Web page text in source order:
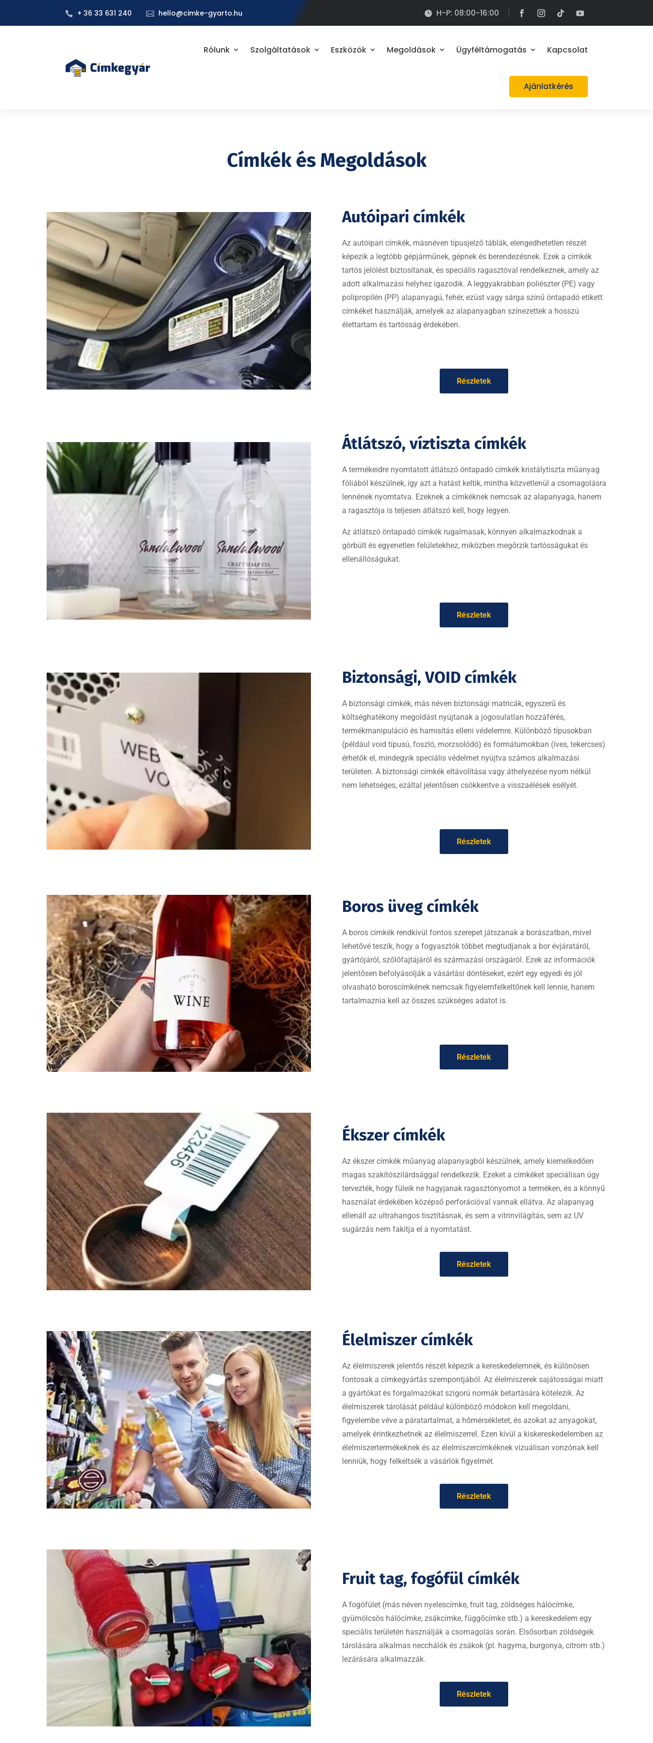
 + 36 33 631 240  hello@cimke-gyarto.hu  H-P: 08:00-16:00
Rólunk Szolgáltatások Eszközök Megoldások Ügyféltámogatás Kapcsolat
Ajánlatkérés
Címkék és Megoldások
Autóipari címkék
Az autóipari címkék, másnéven típusjelző táblák, elengedhetetlen részét
képezik a legtöbb gépjárműnek, gépnek és berendezésnek. Ezek a címkék
tartós jelölést biztosítanak, és speciális ragasztóval rendelkeznek, amely az
adott alkalmazási helyhez igazodik. A leggyakrabban poliészter (PE) vagy
polipropilén (PP) alapanyagú, fehér, ezüst vagy sárga színű öntapadó etikett
címkéket használják, amelyek az alapanyagban színezettek a hosszú
élettartam és tartósság érdekében.
Részletek
Átlátszó, víztiszta címkék
A termékeidre nyomtatott átlátszó öntapadó címkék kristálytiszta műanyag
fóliából készülnek, így azt a hatást keltik, mintha közvetlenül a csomagolásra
lennének nyomtatva. Ezeknek a címkéknek nemcsak az alapanyaga, hanem
a ragasztója is teljesen átlátszó kell, hogy legyen.
Az átlátszó öntapadó címkék rugalmasak, könnyen alkalmazkodnak a
görbült és egyenetlen felületekhez, miközben megőrzik tartósságukat és
ellenállóságukat.
Részletek
Biztonsági, VOID címkék
A biztonsági címkék, más néven biztonsági matricák, egyszerű és
költséghatékony megoldást nyújtanak a jogosulatlan hozzáférés,
termékmanipuláció és hamisítás elleni védelemre. Különböző típusokban
(például void típusú, foszló, morzsolódó) és formátumokban (íves, tekercses)
érhetők el, mindegyik speciális védelmet nyújtva számos alkalmazási
területen. A biztonsági címkék eltávolítása vagy áthelyezése nyom nélkül
nem lehetséges, ezáltal jelentősen csökkentve a visszaélések esélyét.
Részletek
Boros üveg címkék
A boros címkék rendkívül fontos szerepet játszanak a borászatban, mivel
lehetővé teszik, hogy a fogyasztók többet megtudjanak a bor évjáratáról,
gyártójáról, szőlőfajtájáról és származási országáról. Ezek az információk
jelentősen befolyásolják a vásárlási döntéseket, ezért egy egyedi és jól
olvasható boroscímkének nemcsak figyelemfelkeltőnek kell lennie, hanem
tartalmaznia kell az összes szükséges adatot is.
Részletek
Ékszer címkék
Az ékszer címkék műanyag alapanyagból készülnek, amely kiemelkedően
magas szakítószilárdsággal rendelkezik. Ezeket a címkéket speciálisan úgy
tervezték, hogy füleik ne hagyjanak ragasztónyomot a terméken, és a könnyű
használat érdekében középső perforációval vannak ellátva. Az alapanyag
ellenáll az ultrahangos tisztításnak, és sem a vitrinvilágítás, sem az UV
sugárzás nem fakítja el a nyomtatást.
Részletek
Élelmiszer címkék
Az élelmiszerek jelentős részét képezik a kereskedelemnek, és különösen
fontosak a címkegyártás szempontjából. Az élelmiszerek sajátosságai miatt
a gyártókat és forgalmazókat szigorú normák betartására kötelezik. Az
élelmiszerek tárolását például különböző módokon kell megoldani,
figyelembe véve a páratartalmat, a hőmérsékletet, és azokat az anyagokat,
amelyek érintkezhetnek az élelmiszerrel. Ezen kívül a kiskereskedelemben az
élelmiszertermékeknek és az élelmiszercímkéknek vizuálisan vonzónak kell
lenniük, hogy felkeltsék a vásárlók figyelmét.
Részletek
Fruit tag, fogófül címkék
A fogófület (más néven nyelescímke, fruit tag, zöldséges hálócímke,
gyümölcsös hálócímke, zsákcímke, függőcímke stb.) a kereskedelem egy
speciális területén használják a csomagolás során. Elsősorban zöldségek
tárolására alkalmas necchálók és zsákok (pl. hagyma, burgonya, citrom stb.)
lezárására alkalmazzák.
Részletek